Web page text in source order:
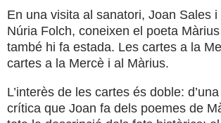
En una visita al sanatori, Joan Sales
Núria Folch, coneixen el poeta
també hi fa estada. Les cartes a la
cartes a la Mercè i al Màrius.
L’interès de les cartes és doble:
crítica que Joan fa dels poemes de